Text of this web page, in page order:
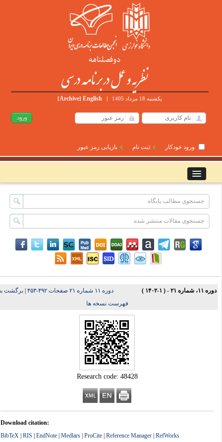
دوفصلنامه
نظریه و عمل در برنامه درسییکشنبه 18 مرداد 1405 |
English
[Archive]
ورود خودکار ثبت نام بازیابی رمز عبور
۱۱، شماره ۲۱ - ( ۱-۱۴۰۲ ) دوره ۱۱ شماره ۲۱ صفحات ۴۹۲-۴۵۳ |برگشت به
فهرست نسخه ها
Research code: 48428
Download citation:
BibTeX|RIS|EndNote|Medlars|ProCite|Reference Manager|RefWorks